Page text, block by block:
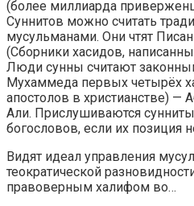
(более миллиарда
Суннитов можно считать
мусульманами. Они чтят
(Сборники хасидов,
Люди сунны считают
Мухаммеда первых четырёх
апостолов в христианстве) —
Али. Прислушиваются
богословов, если их позиция
Видят идеал управления
теократической
правоверным халифом во…